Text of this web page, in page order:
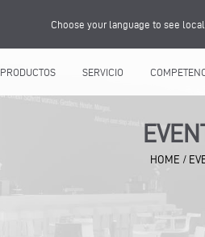
Choose your language to see
PRODUCTOS SERVICIO
HOME /